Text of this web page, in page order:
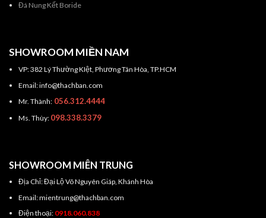
Đá Nung Kết Boride
SHOWROOM MIỀN NAM
VP: 382 Lý Thường KIệt, Phương Tân Hòa, TP.HCM
Email: info@thachban.com
Mr. Thành:056.312.4444
Ms. Thùy: 098.338.3379
SHOWROOM MIÊN TRUNG
Địa Chỉ: Đại Lộ Võ Nguyên Giáp, Khánh Hòa
Email: mientrung@thachban.com
Điện thoại: 0918.060.838